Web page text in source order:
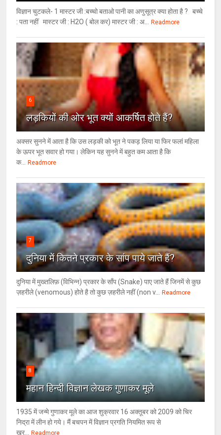
विज्ञान चुटकले- 1 मास्टर जी :बच्चो बताओ पानी का अणुसूत्र क्या होता है ? बच्चे
: पता नहीं मास्टर जी : H2O ( बोल कर) मास्टर जी : अ...
Readmore
6
लड़कियों की ओर भूत क्‍यों आकर्षित होते हैं?
अक्सर सुनने में आता है कि उस लड़की को भूत ने पकड़ लिया या फिर फलां महिला
के ऊपर भूत सवार हो गया। लेकिन यह सुनने में बहुत कम आता है कि
क...
Readmore
7
दुनिया में कितने प्रकार के सांप पाये जाते हैं?
दुनिया में मुख्तलिफ़ (विभिन्न) प्रकार के साँप (Snake) पाए जाते हैं जिनमें से कुछ
ज़हरीले (venomous) होते है तो कुछ ज़हरीले नहीं (non v...
Readmore
8
महान हिन्दी विज्ञान लेखक गुणाकर मूले
1935 में जन्मे गुणाकर मूले का आज शुक्रवार 16 अक्तूबर को 2009 को चिर
निद्रा में लीन हो गये। मैं बचपन में विज्ञान प्रगति नियमित रूप से
खर...
Readmore